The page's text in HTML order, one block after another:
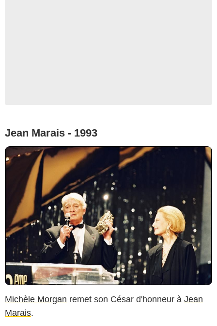
Jean Marais - 1993
Michèle Morgan remet son César d'honneur à Jean
Marais.